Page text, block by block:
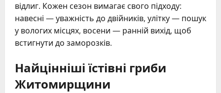
відлиг. Кожен сезон вимагає свого підходу:
навесні — уважність до двійників, улітку — пошук
у вологих місцях, восени — ранній вихід, щоб
встигнути до заморозків.
Найцінніші їстівні гриби
Житомирщини